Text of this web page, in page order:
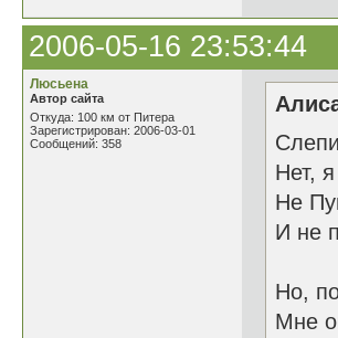
2006-05-16 23:53:44
Люсьена
Автор сайта
Откуда: 100 км от Питера
Зарегистрирован: 2006-03-01
Сообщений: 358
Нет,
Не
И не
Но,
Мне